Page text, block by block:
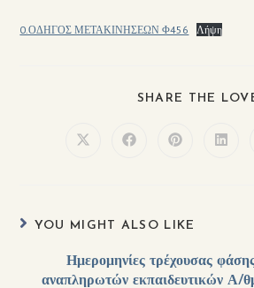
0.ΟΔΗΓΟΣ ΜΕΤΑΚΙΝΗΣΕΩΝ Φ456 Λήψη
SHARE THE
YOU MIGHT ALSO LIKE
Ημερομηνίες τρέχουσας
αναπληρωτών εκπαιδευτικών Α/